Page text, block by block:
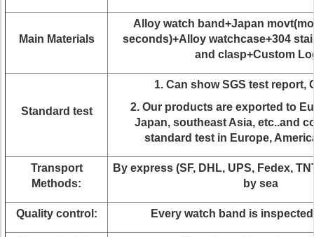
Main Materials
Alloy watch band+Japan
seconds)+Alloy watchcase+304
and clasp+Custom
Standard test
1. Can show SGS test report,
2. Our products are exported to
Japan, southeast Asia, etc..and
standard test in Europe,
Transport
Methods:
By express (SF, DHL, UPS, Fedex,
by sea
Quality control: Every watch band is